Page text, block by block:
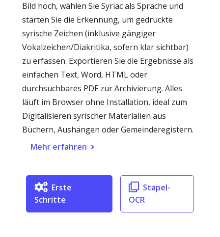
Bild hoch, wählen Sie Syriac als Sprache und
starten Sie die Erkennung, um gedruckte
syrische Zeichen (inklusive gängiger
Vokalzeichen/Diakritika, sofern klar sichtbar)
zu erfassen. Exportieren Sie die Ergebnisse als
einfachen Text, Word, HTML oder
durchsuchbares PDF zur Archivierung. Alles
läuft im Browser ohne Installation, ideal zum
Digitalisieren syrischer Materialien aus
Büchern, Aushängen oder Gemeinderegistern.
Mehr erfahren
Erste
Schritte
Stapel-
OCR